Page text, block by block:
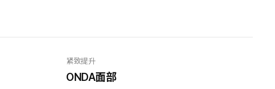
紧致提升
ONDA面部